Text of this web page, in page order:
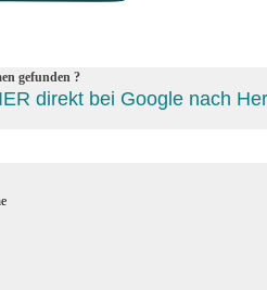
gefunden ?
direkt bei Google nach